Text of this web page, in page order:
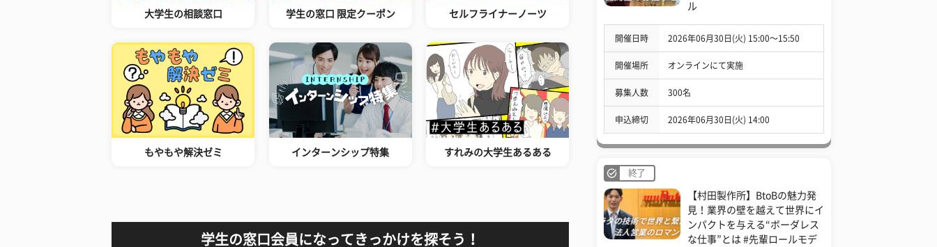
大学生の相談窓口 学生の窓口 限定クーポン セルフライナーノーツ
もやもや解決ゼミ インターンシップ特集 すれみの大学生あるある
学生の窓口会員になってきっかけを探そう！
ル
開催日時 2026年06月30日(火) 15:00〜15:50
開催場所 オンラインにて実施
募集人数 300名
申込締切 2026年06月30日(火) 14:00
終了
【村田製作所】BtoBの魅力発
見！業界の壁を越えて世界にイ
ンパクトを与える“ボーダレス
な仕事”とは #先輩ロールモデ